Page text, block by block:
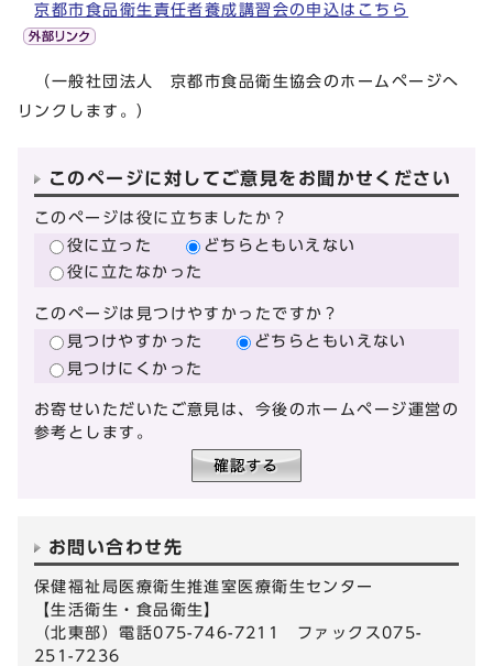
京都市食品衛生責任者養成講習会の申込はこちら
（一般社団法人 京都市食品衛生協会のホームページへ
リンクします。）
このページに対してご意見をお聞かせください
このページは役に立ちましたか？
役に立った
どちらともいえない
役に立たなかった
このページは見つけやすかったですか？
見つけやすかった
どちらともいえない
見つけにくかった
お寄せいただいたご意見は、今後のホームページ運営の
参考とします。
お問い合わせ先
保健福祉局医療衛生推進室医療衛生センター
【生活衛生・食品衛生】
（北東部）電話075-746-7211 ファックス075-
251-7236